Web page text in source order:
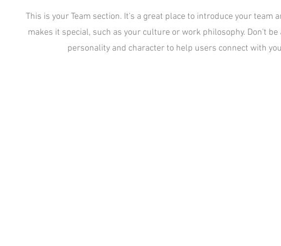
This is your Team section. It's a great place to introduce your team
makes it special, such as your culture or work philosophy. Don't
personality and character to help users connect with